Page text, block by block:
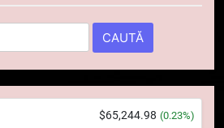
$65,244.98 (0.23%)
Squid a strâns 6 milioane de
dolari cu sprijinul Ripple, apoi a